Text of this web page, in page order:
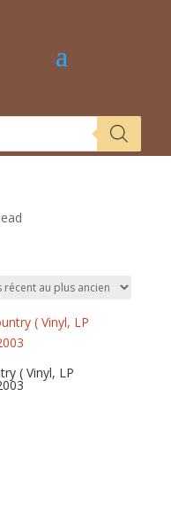
( Vinyl, LP